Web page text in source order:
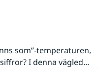
som”-temperaturen,
I denna vägled...